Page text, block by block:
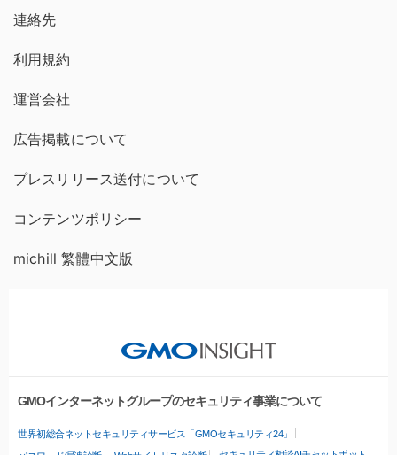
連絡先
利用規約
運営会社
広告掲載について
プレスリリース送付について
コンテンツポリシー
michill 繁體中文版
GMOインターネットグループのセキュリティ事業について
世界初総合ネットセキュリティサービス「GMOセキュリティ24」